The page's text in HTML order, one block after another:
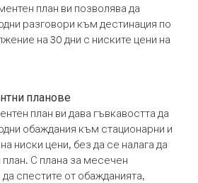
план ви позволява да
разговори към дестинация по
на 30 дни с ниските цени на
планове
план ви дава гъвкавостта да
обаждания към стационарни и
ниски цени, без да се налага да
С плана за месечен
спестите от обажданията,